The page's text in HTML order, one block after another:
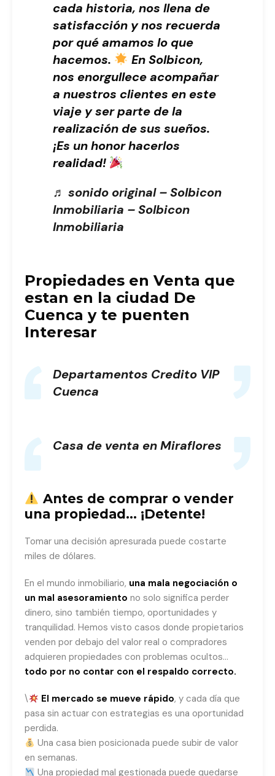
cada historia, nos llena de
satisfacción y nos recuerda
por qué amamos lo que
hacemos.
En Solbicon,
nos enorgullece acompañar
a nuestros clientes en este
viaje y ser parte de la
realización de sus sueños.
¡Es un honor hacerlos
realidad!
♬ sonido original – Solbicon
Inmobiliaria – Solbicon
Inmobiliaria
Propiedades en Venta que
estan en la ciudad De
Cuenca y te puenten
Interesar
Departamentos Credito VIP
Cuenca
Casa de venta en Miraflores
Antes de comprar o vender
una propiedad… ¡Detente!
Tomar una decisión apresurada puede costarte
miles de dólares.
En el mundo inmobiliario, una mala negociación o
un mal asesoramiento no solo significa perder
dinero, sino también tiempo, oportunidades y
tranquilidad. Hemos visto casos donde propietarios
venden por debajo del valor real o compradores
adquieren propiedades con problemas ocultos…
todo por no contar con el respaldo correcto.
\ El mercado se mueve rápido, y cada día que
pasa sin actuar con estrategias es una oportunidad
perdida.
Una casa bien posicionada puede subir de valor
en semanas.
Una propiedad mal gestionada puede quedarse